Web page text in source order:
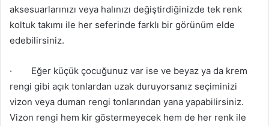
aksesuarlarınızı veya halınızı değiştirdiğinizde tek renk
koltuk takımı ile her seferinde farklı bir görünüm elde
edebilirsiniz.
· Eğer küçük çocuğunuz var ise ve beyaz ya da krem
rengi gibi açık tonlardan uzak duruyorsanız seçiminizi
vizon veya duman rengi tonlarından yana yapabilirsiniz.
Vizon rengi hem kir göstermeyecek hem de her renk ile